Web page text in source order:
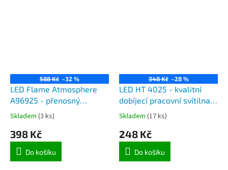
588 Kč –32 %
LED Flame Atmosphere
A96925 - přenosný
bluetooth reproduktor s
LED svítidlem imitující
plamen
Skladem (3 ks)
398 Kč
Do košíku
348 Kč –28 %
LED HT 4025 - kvalitní
dobíjecí pracovní svítilna s
regulací bílého tónu svitu
a červený blikač
Skladem (17 ks)
248 Kč
Do košíku